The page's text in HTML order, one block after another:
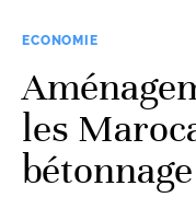
ECONOMIE
les
bétonnage